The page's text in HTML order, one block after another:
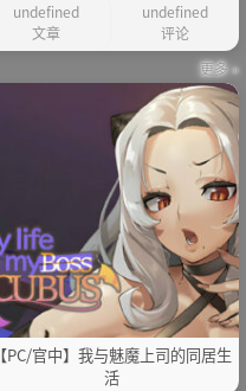
undefined
文章
undefined
评论
更多 »
【PC/官中】我与魅魔上司的同居生
活